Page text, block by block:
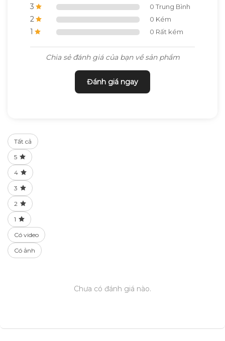
3 0 Trung Bình
2 0 Kém
1 0 Rất kém
Chia sẻ đánh giá của bạn về sản phẩm
Đánh giá ngay
Tất cả
5
4
3
2
1
Có video
Có ảnh
Chưa có đánh giá nào.